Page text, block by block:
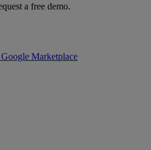
a free demo.
Marketplace